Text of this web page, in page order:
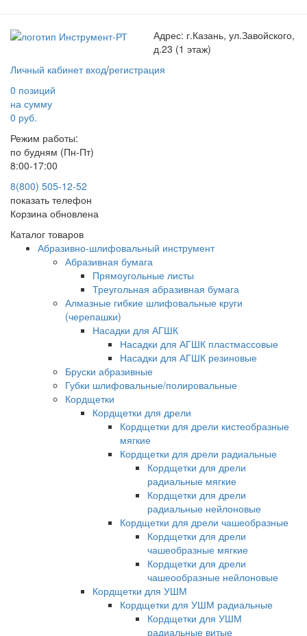
Адрес: г.Казань, ул.Завойского,
д.23 (1 этаж)
Личный кабинет вход/регистрация
0 позиций
на сумму
0 руб.
Режим работы:
по будням (Пн-Пт)
8:00-17:00
8(800) 505-12-52
показать телефон
Корзина обновлена
Каталог товаров
Абразивно-шлифовальный инструмент
Абразивная бумага
Прямоугольные листы
Треугольная абразивная бумага
Алмазные гибкие шлифовальные круги
(черепашки)
Насадки для АГШК
Насадки для АГШК пластмассовые
Насадки для АГШК резиновые
Бруски абразивные
Губки шлифовальные/полировальные
Кордщетки
Кордщетки для дрели
Кордщетки для дрели кистеобразные
мягкие
Кордщетки для дрели радиальные
Кордщетки для дрели
радиальные мягкие
Кордщетки для дрели
радиальные нейлоновые
Кордщетки для дрели чашеобразные
Кордщетки для дрели
чашеобразные мягкие
Кордщетки для дрели
чашеообразные нейлоновые
Кордщетки для УШМ
Кордщетки для УШМ радиальные
Кордщетки для УШМ
радиальные витые